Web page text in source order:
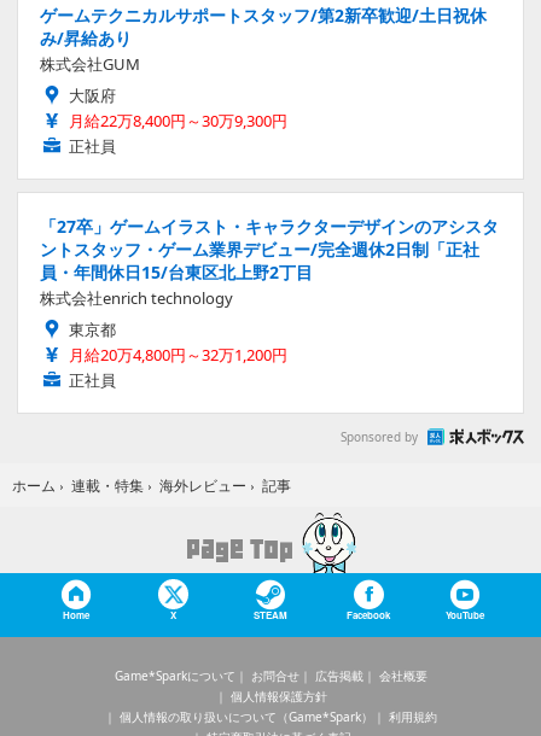
ゲームテクニカルサポートスタッフ/第2新卒歓迎/土日祝休
み/昇給あり
株式会社GUM
大阪府
月給22万8,400円～30万9,300円
正社員
「27卒」ゲームイラスト・キャラクターデザインのアシスタ
ントスタッフ・ゲーム業界デビュー/完全週休2日制「正社
員・年間休日15/台東区北上野2丁目
株式会社enrich technology
東京都
月給20万4,800円～32万1,200円
正社員
Sponsored by
ホーム › 連載・特集 › 海外レビュー › 記事
Home X STEAM Facebook YouTube
Game*Sparkについて お問合せ 広告掲載
会社概要
個人情報保護方針
個人情報の取り扱いについて（Game*Spark）
利用規約